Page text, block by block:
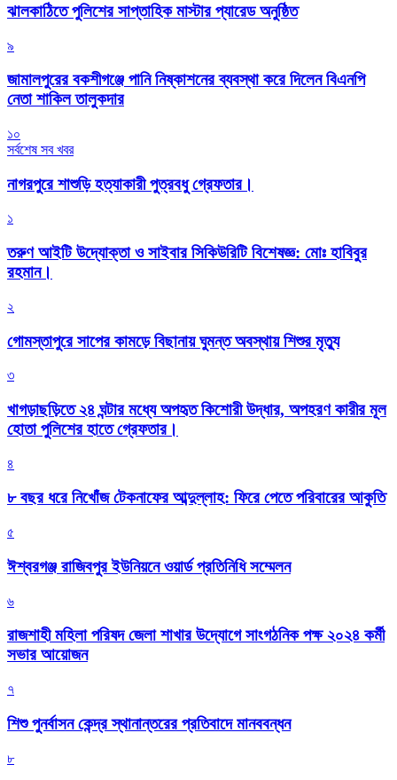
‎ঝালকাঠিতে পুলিশের সাপ্তাহিক মাস্টার প্যারেড অনুষ্ঠিত
৯
জামালপুরের বকশীগঞ্জে পানি নিষ্কাশনের ব্যবস্থা করে দিলেন বিএনপি
নেতা শাকিল তালুকদার
১০
সর্বশেষ সব খবর
নাগরপুরে শাশুড়ি হত্যাকারী পুত্রবধু গ্রেফতার।
১
তরুণ আইটি উদ্যোক্তা ও সাইবার সিকিউরিটি বিশেষজ্ঞ: মোঃ হাবিবুর
রহমান।
২
গোমস্তাপুরে সাপের কামড়ে বিছানায় ঘুমন্ত অবস্থায় শিশুর মৃত্যু
৩
খাগড়াছড়িতে ২৪ ঘন্টার মধ্যে অপহৃত কিশোরী উদ্ধার, অপহরণ কারীর মূল
হোতা পুলিশের হাতে গ্রেফতার।
৪
৮ বছর ধরে নিখোঁজ টেকনাফের আব্দুল্লাহ: ফিরে পেতে পরিবারের আকুতি
৫
ঈশ্বরগঞ্জ রাজিবপুর ইউনিয়নে ওয়ার্ড প্রতিনিধি সম্মেলন
৬
রাজশাহী মহিলা পরিষদ জেলা শাখার উদ্যোগে সাংগঠনিক পক্ষ ২০২৪ কর্মী
সভার আয়োজন
৭
শিশু পুনর্বাসন কেন্দ্র স্থানান্তরের প্রতিবাদে মানববন্ধন
৮